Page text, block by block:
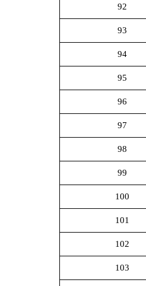
92
93
94
95
96
97
98
99
100
101
102
103